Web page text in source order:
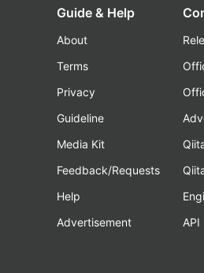
Guide & Help
About
Terms
Privacy
Guideline
Media Kit
Feedback/Requests
Help
Advertisement
API